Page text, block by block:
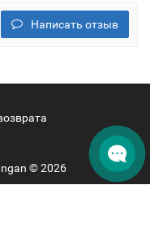
Написать отзыв
© 2026